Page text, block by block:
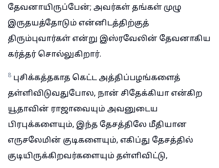
தேவனாயிருப்பேன்; அவர்கள் தங்கள் முழு
இருதயத்தோடும் என்னிடத்திற்குத்
திரும்புவார்கள் என்று இஸ்ரவேலின் தேவனாகிய
கர்த்தர் சொல்லுகிறார்.
8 புசிக்கத்தகாத கெட்ட அத்திப்பழங்களைத்
தள்ளிவிடுவதுபோல, நான் சிதேக்கியா என்கிற
யூதாவின் ராஜாவையும் அவனுடைய
பிரபுக்களையும், இந்த தேசத்திலே மீதியான
எருசலேமின் குடிகளையும், எகிப்து தேசத்தில்
குடியிருக்கிறவர்களையும் தள்ளிவிட்டு,